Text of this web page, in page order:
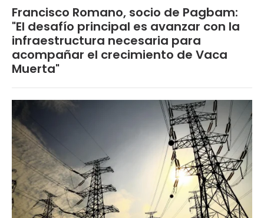
Francisco Romano, socio de Pagbam:
"El desafío principal es avanzar con la
infraestructura necesaria para
acompañar el crecimiento de Vaca
Muerta"